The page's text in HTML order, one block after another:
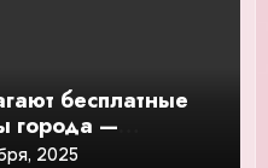
бесплатные
города —
и обзор
2025